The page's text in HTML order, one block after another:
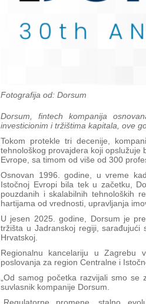
Fotografija od: Dorsum
Dorsum, fintech kompanija
investicionim i tržištima kapitala, ove
Tokom protekle tri decenije,
tehnološkog provajdera koji opslužuje
Evrope, sa timom od više od 300
Osnovan 1996. godine, u vreme
Istočnoj Evropi bila tek u začetku,
pouzdanih i skalabilnih tehnoloških
hartijama od vrednosti, upravljanja
U jesen 2025. godine, Dorsum je
tržišta u Jadranskoj regiji,
Hrvatskoj.
Regionalnu kancelariju u Zagrebu
poslovanja za region Centralne i
„Od samog početka razvijali smo se
suvlasnik kompanije Dorsum.